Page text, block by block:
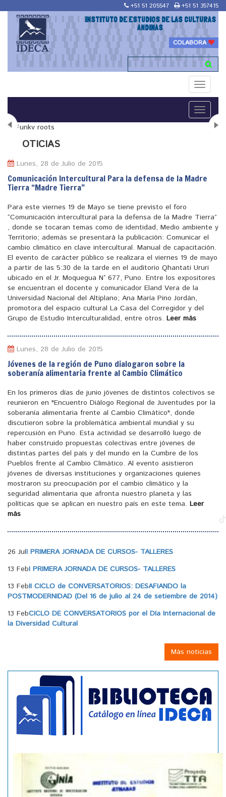
+51 51 205547 +51 51 357415
INSTITUTO DE ESTUDIOS DE LAS CULTURAS
ANDINAS
COLABORA
Toggle
Toggle
"Maestría en Religiones y culturas Andinas"
OTICIAS
Lunes, 28 de Julio de 2015
Comunicación Intercultural Para la defensa de la Madre
Tierra “Madre Tierra”
Para este viernes 19 de Mayo se tiene previsto el foro
“Comunicación intercultural para la defensa de la Madre Tierra”
, donde se tocaran temas como de identidad, Medio ambiente y
Territorio; además se presentará la publicación: Comunicar el
cambio climático en clave intercultural. Manual de capacitación.
El evento de carácter público se realizara el viernes 19 de mayo
a partir de las 5:30 de la tarde en el auditorio Qhantati Ururi
ubicado en el Jr. Moquegua N° 677, Puno. Entre los expositores
se encuentran el docente y comunicador Eland Vera de la
Universidad Nacional del Altiplano; Ana María Pino Jordán,
promotora del espacio cultural La Casa del Corregidor y del
Grupo de Estudio Interculturalidad, entre otros. Leer más
Lunes, 28 de Julio de 2015
Jóvenes de la región de Puno dialogaron sobre la
soberanía alimentaria frente al Cambio Climático
En los primeros días de junio jóvenes de distintos colectivos se
reunieron en "Encuentro Diálogo Regional de Juventudes por la
soberanía alimentaria frente al Cambio Climático", donde
discutieron sobre la problemática ambiental mundial y su
repercusión en Puno. Esta actividad se desarrolló luego de
haber construido propuestas colectivas entre jóvenes de
distintas partes del país y del mundo en la Cumbre de los
Pueblos frente al Cambio Climático. Al evento asistieron
jóvenes de diversas instituciones y organizaciones quienes
mostraron su preocupación por el cambio climático y la
seguridad alimentaria que afronta nuestro planeta y las
políticas que se aplican en nuestro país en este tema. Leer
más
26 JulI PRIMERA JORNADA DE CURSOS- TALLERES
13 FebI PRIMERA JORNADA DE CURSOS- TALLERES
13 FebII CICLO de CONVERSATORIOS: DESAFIANDO la
POSTMODERNIDAD (Del 16 de julio al 24 de setiembre de 2014)
13 FebCICLO DE CONVERSATORIOS por el Día Internacional de
la Diversidad Cultural
Más noticias